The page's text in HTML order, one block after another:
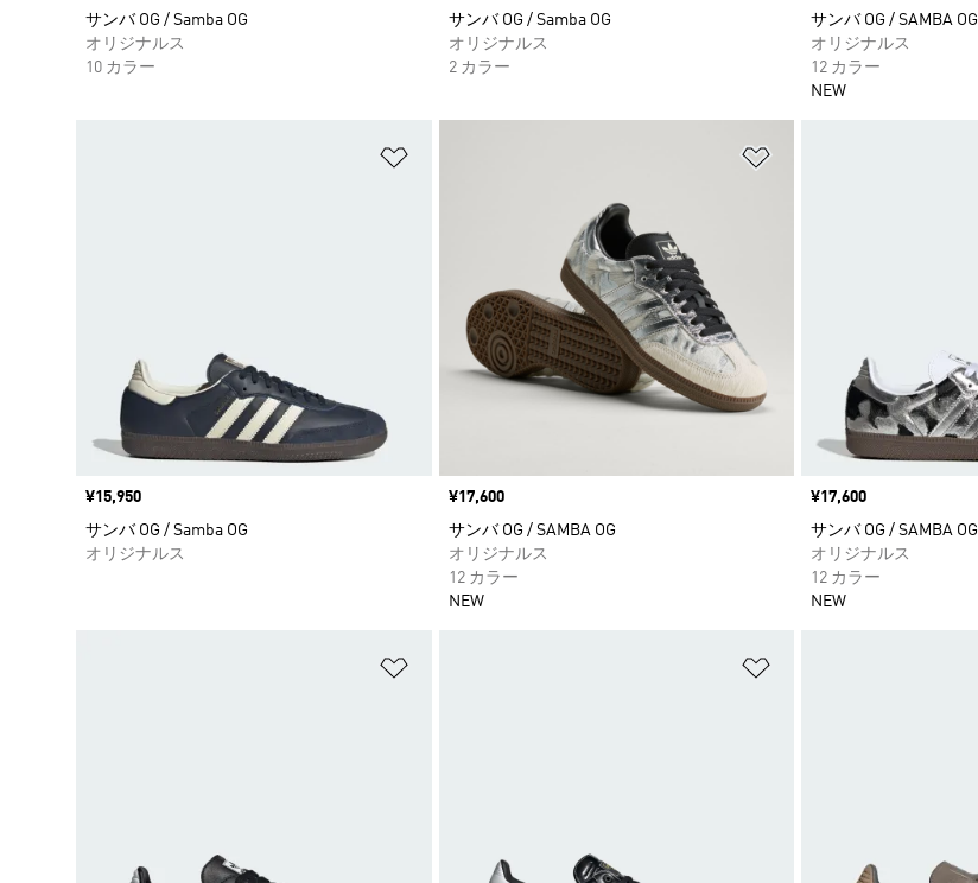
サンバ OG / Samba OG
オリジナルス
10 カラー
サンバ OG / Samba OG
オリジナルス
2 カラー
サンバ OG / SAMBA OG
オリジナルス
12 カラー
NEW
価格
¥15,950
サンバ OG / Samba OG
オリジナルス
価格
¥17,600
サンバ OG / SAMBA OG
オリジナルス
12 カラー
NEW
価格
¥17,600
サンバ OG / SAMBA OG
オリジナルス
12 カラー
NEW